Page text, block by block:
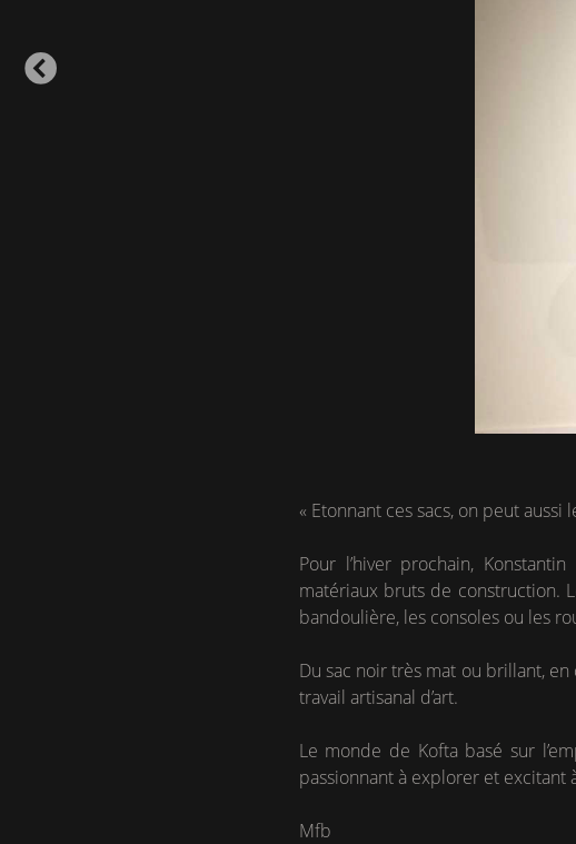
« Etonnant ces sacs, on peut
Pour l’hiver prochain,
matériaux bruts de construction.
bandoulière, les consoles ou les
Du sac noir très mat ou brillant,
travail artisanal d’art.
Le monde de Kofta basé sur
passionnant à explorer et excitant
Mfb